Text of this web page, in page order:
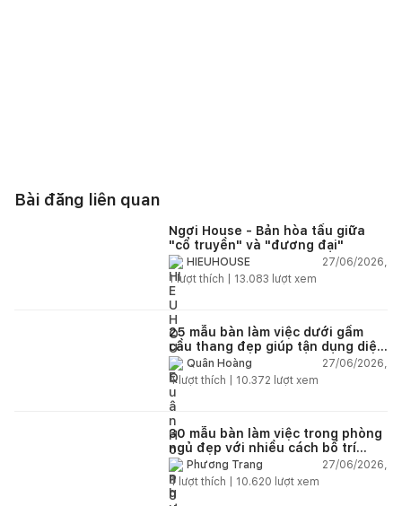
Bài đăng liên quan
Ngơi House - Bản hòa tấu giữa
"cổ truyền" và "đương đại"
HIEUHOUSE
27/06/2026,
1lượt thích | 13.083 lượt xem
25 mẫu bàn làm việc dưới gầm
cầu thang đẹp giúp tận dụng diện
tích tưởng chừng bị bỏ quên
Quân Hoàng
27/06/2026,
4lượt thích | 10.372 lượt xem
30 mẫu bàn làm việc trong phòng
ngủ đẹp với nhiều cách bố trí
thông minh cho mọi diện tích
Phương Trang
27/06/2026,
4 lượt thích | 10.620 lượt xem